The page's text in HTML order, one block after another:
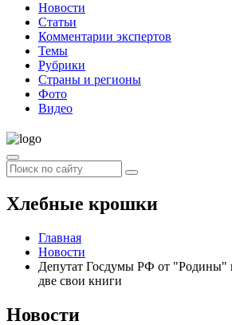
Новости
Статьи
Комментарии экспертов
Темы
Рубрики
Страны и регионы
Фото
Видео
Хлебные крошки
Главная
Новости
Депутат Госдумы РФ от "Родины"
две свои книги
Новости